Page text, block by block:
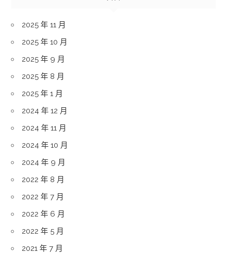
2025 年 11 月
2025 年 10 月
2025 年 9 月
2025 年 8 月
2025 年 1 月
2024 年 12 月
2024 年 11 月
2024 年 10 月
2024 年 9 月
2022 年 8 月
2022 年 7 月
2022 年 6 月
2022 年 5 月
2021 年 7 月